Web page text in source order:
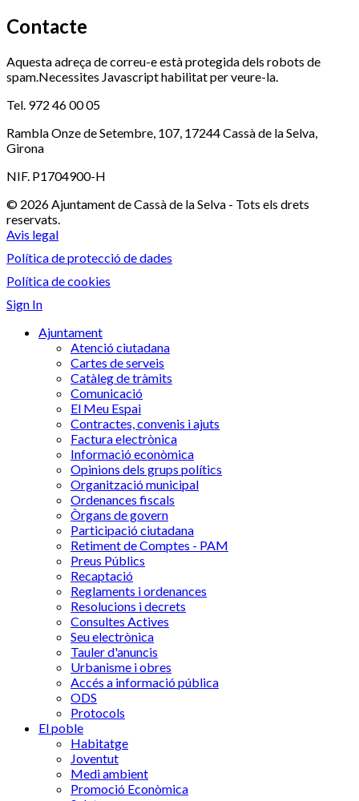
Contacte
Aquesta adreça de correu-e està protegida dels robots de
spam.Necessites Javascript habilitat per veure-la.
Tel. 972 46 00 05
Rambla Onze de Setembre, 107, 17244 Cassà de la Selva,
Girona
NIF. P1704900-H
© 2026 Ajuntament de Cassà de la Selva - Tots els drets
reservats.
Avis legal
Política de protecció de dades
Política de cookies
Sign In
Ajuntament
Atenció ciutadana
Cartes de serveis
Catàleg de tràmits
Comunicació
El Meu Espai
Contractes, convenis i ajuts
Factura electrònica
Informació econòmica
Opinions dels grups polítics
Organització municipal
Ordenances fiscals
Òrgans de govern
Participació ciutadana
Retiment de Comptes - PAM
Preus Públics
Recaptació
Reglaments i ordenances
Resolucions i decrets
Consultes Actives
Seu electrònica
Tauler d'anuncis
Urbanisme i obres
Accés a informació pública
ODS
Protocols
El poble
Habitatge
Joventut
Medi ambient
Promoció Econòmica